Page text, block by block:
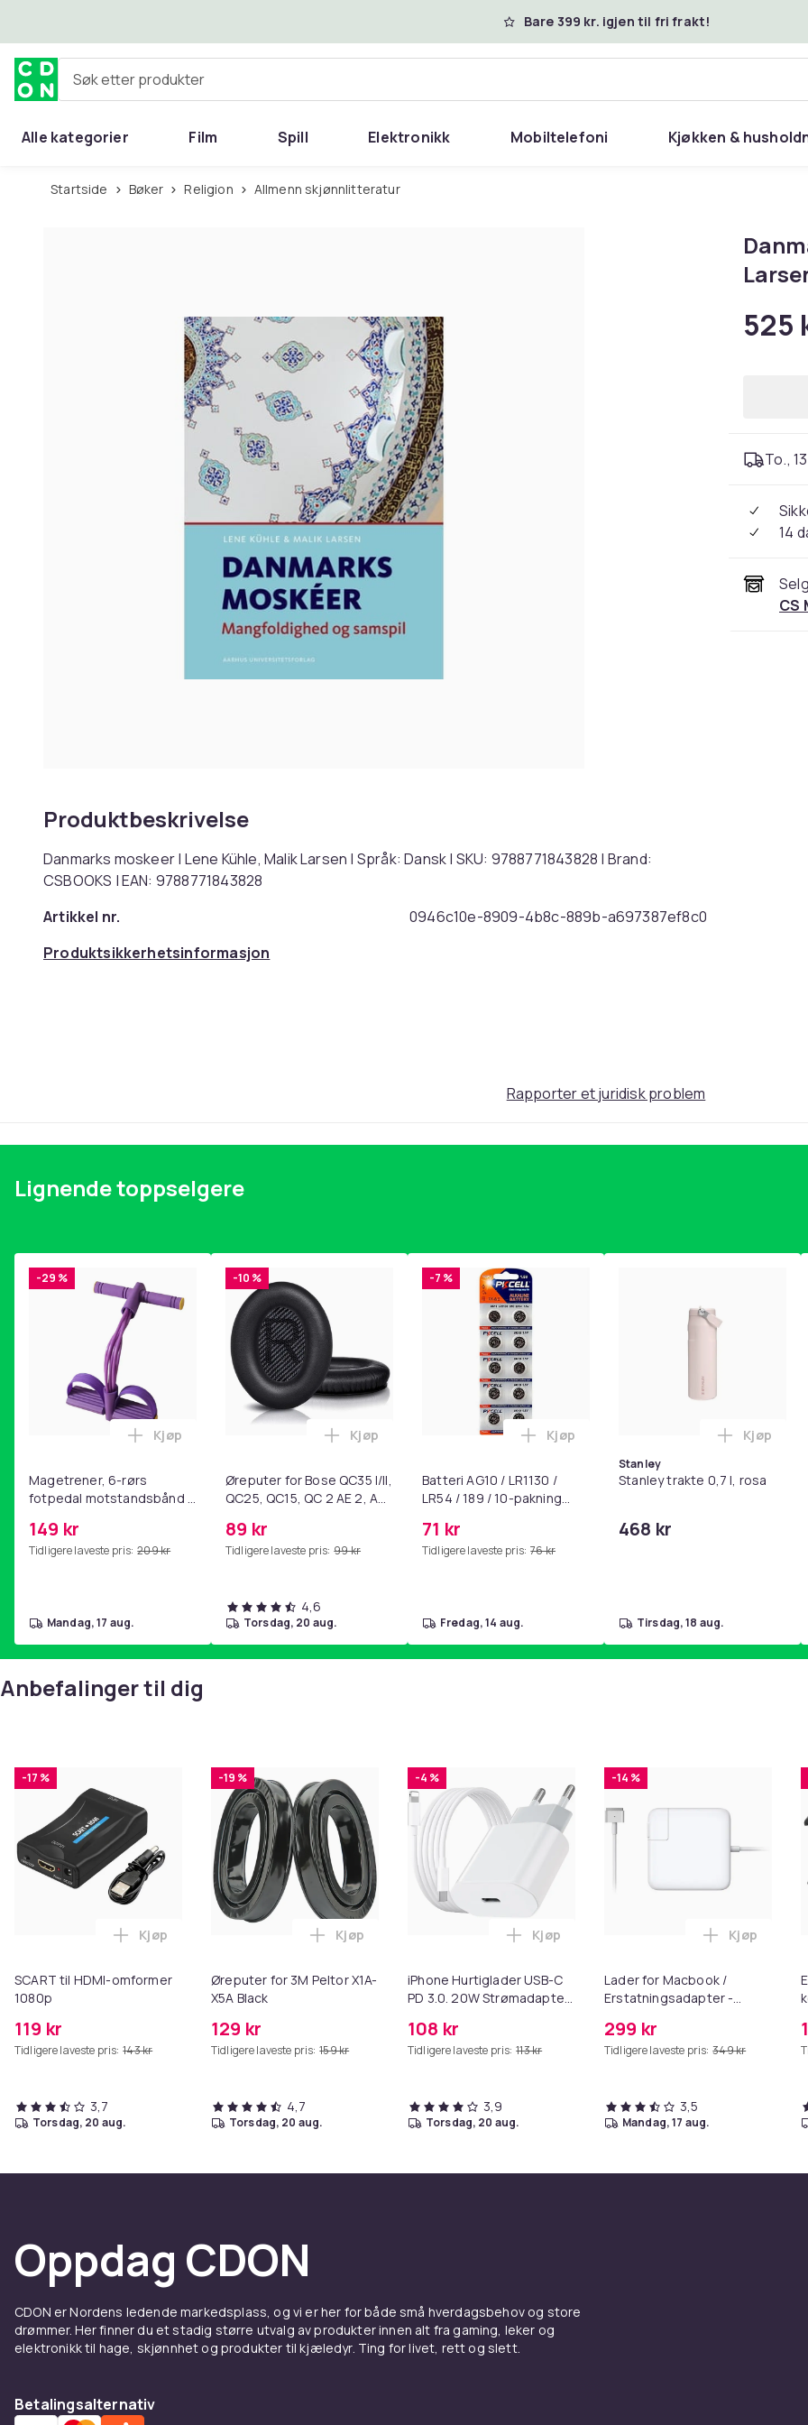
Bare 399 kr. igjen til fri frakt!
Søk etter produkter
Alle kategorier Film Spill Elektronikk Mobiltelefoni Kjøkken &
Startside Bøker Religion Allmenn skjønnlitteratur
Produktbeskrivelse
Danmarks moskeer | Lene Kühle, Malik Larsen | Språk: Dansk | SKU: 9788771843828 | Brand:
CSBOOKS | EAN: 9788771843828
Artikkel nr.
0946c10e-8909-4b8c-889b-a697387ef8c0
Produktsikkerhetsinformasjon
525
To.,
14
CS
Rapporter et juridisk problem
Lignende toppselgere
-29 %
Magetrener, 6-rørs
fotpedal motstandsbånd -
yoga og
hjemmegymnastikk Purple
149 kr
Tidligere laveste pris: 209 kr
Legg Magetrener, 6-rørs fotpedal motstandsbånd - mage- og kjernetrening, yoga og
Kjøp
mandag, 17 aug.
-10 %
Øreputer for Bose QC35 I/II,
QC25, QC15, QC 2 AE 2, AE
SoundLink Black
89 kr
Tidligere laveste pris: 99 kr
Legg Øreputer for Bose QC35 I/II, QC25, QC15, QC 2 AE 2, AE 2i, AE 2w,
Kjøp
4,6
torsdag, 20 aug.
-7 %
Batteri AG10 / LR1130 /
LR54 / 189 / 10-pakning
71 kr
Tidligere laveste pris: 76 kr
Legg Batteri AG10 / LR1130 / LR54 / 189
Kjøp
fredag, 14 aug.
Stanley
Stanley trakte 0,7 l, rosa
468 kr
Legg
Kjøp
tirsdag, 18 aug.
Anbefalinger til dig
-17 %
SCART til HDMI-omformer
1080p
119 kr
Tidligere laveste pris: 143 kr
Legg SCART til HDMI-omformer 1080p i handlekurven
Kjøp
3,7
torsdag, 20 aug.
-19 %
Øreputer for 3M Peltor X1A-
X5A Black
129 kr
Tidligere laveste pris: 159 kr
Legg Øreputer for 3M Peltor X1A-X5A Black i handlekurven
Kjøp
4,7
torsdag, 20 aug.
-4 %
iPhone Hurtiglader USB-C
PD 3.0. 20W Strømadapter
108 kr
Tidligere laveste pris: 113 kr
Legg iPhone Hurtiglader USB-C PD 3.0.
Kjøp
3,9
torsdag, 20 aug.
-14 %
Lader for Macbook /
Erstatningsadapter -
299 kr
Tidligere laveste pris: 349 kr
Legg Lader
Kjøp
3,5
mandag, 17 aug.
Oppdag CDON
CDON er Nordens ledende markedsplass, og vi er her for både små hverdagsbehov og store
drømmer. Her finner du et stadig større utvalg av produkter innen alt fra gaming, leker og
elektronikk til hage, skjønnhet og produkter til kjæledyr. Ting for livet, rett og slett.
Betalingsalternativ